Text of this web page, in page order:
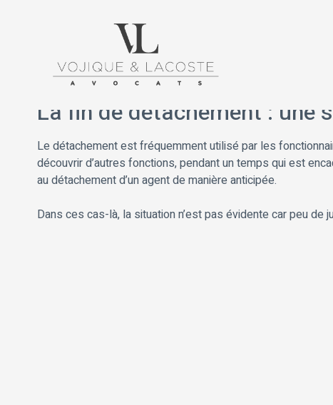
La fin de détachement :
Le détachement est fréquemment utilisé par les
découvrir d’autres fonctions, pendant un temps qui est
au détachement d’un agent de manière anticipée.
Dans ces cas-là, la situation n’est pas évidente car peu